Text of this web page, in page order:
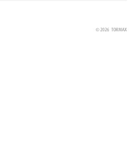
© 2026 TORMAX